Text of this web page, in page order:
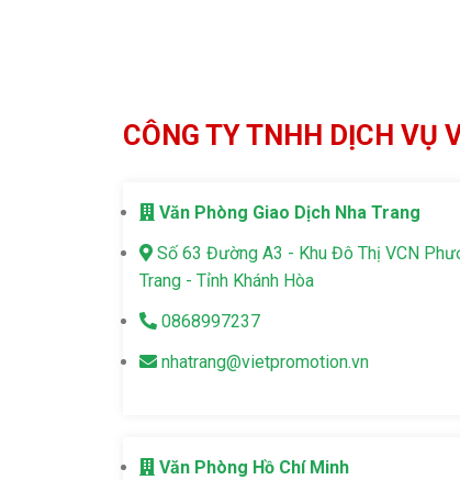
CÔNG TY TNHH DỊCH VỤ
Văn Phòng Giao Dịch Nha Trang
Số 63 Đường A3 - Khu Đô Thị VCN
Trang - Tỉnh Khánh Hòa
0868997237
nhatrang@vietpromotion.vn
Văn Phòng Hồ Chí Minh